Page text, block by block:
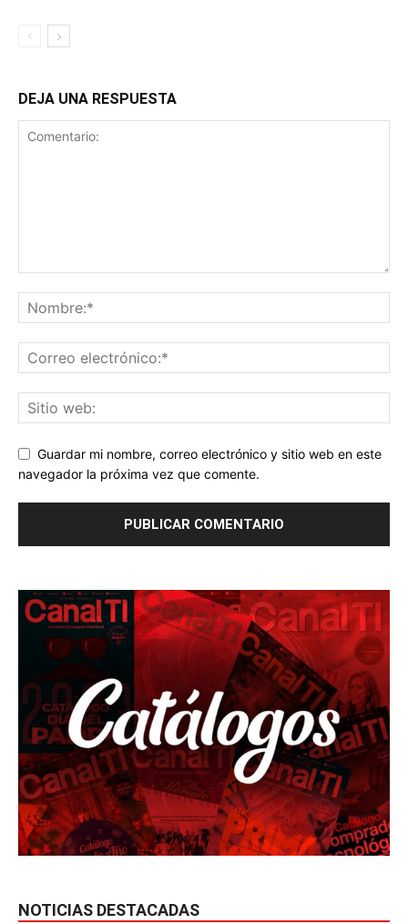
DEJA UNA RESPUESTA
Guardar mi nombre, correo electrónico y sitio web en este
navegador la próxima vez que comente.
NOTICIAS DESTACADAS